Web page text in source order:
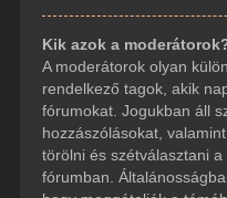
Kik azok a
A moderátorok olyan
rendelkező tagok, akik
fórumokat. Jogukban áll
hozzászólásokat,
törölni és szétválasztani
fórumban.